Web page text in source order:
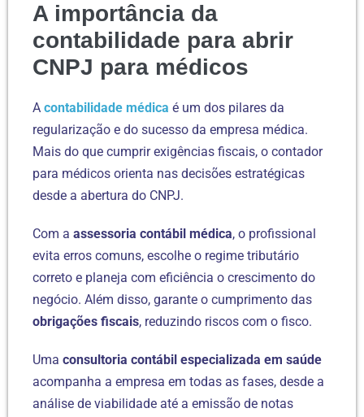
A importância da
contabilidade para abrir
CNPJ para médicos
A contabilidade médica é um dos pilares da
regularização e do sucesso da empresa médica.
Mais do que cumprir exigências fiscais, o contador
para médicos orienta nas decisões estratégicas
desde a abertura do CNPJ.
Com a assessoria contábil médica, o profissional
evita erros comuns, escolhe o regime tributário
correto e planeja com eficiência o crescimento do
negócio. Além disso, garante o cumprimento das
obrigações fiscais, reduzindo riscos com o fisco.
Uma consultoria contábil especializada em saúde
acompanha a empresa em todas as fases, desde a
análise de viabilidade até a emissão de notas